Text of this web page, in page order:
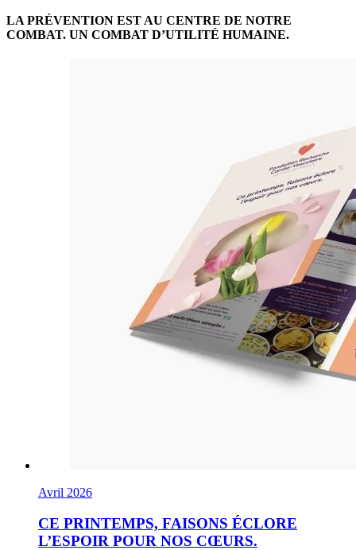
LA PRÉVENTION EST AU CENTRE DE NOTRE
COMBAT. UN COMBAT D’UTILITÉ HUMAINE.
Avril 2026
CE PRINTEMPS, FAISONS ÉCLORE
L’ESPOIR POUR NOS CŒURS.